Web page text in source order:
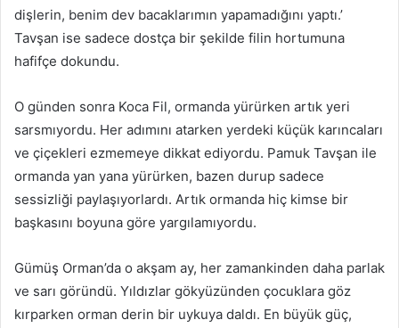
dişlerin, benim dev bacaklarımın yapamadığını yaptı.’
Tavşan ise sadece dostça bir şekilde filin hortumuna
hafifçe dokundu.
O günden sonra Koca Fil, ormanda yürürken artık yeri
sarsmıyordu. Her adımını atarken yerdeki küçük karıncaları
ve çiçekleri ezmemeye dikkat ediyordu. Pamuk Tavşan ile
ormanda yan yana yürürken, bazen durup sadece
sessizliği paylaşıyorlardı. Artık ormanda hiç kimse bir
başkasını boyuna göre yargılamıyordu.
Gümüş Orman’da o akşam ay, her zamankinden daha parlak
ve sarı göründü. Yıldızlar gökyüzünden çocuklara göz
kırparken orman derin bir uykuya daldı. En büyük güç,